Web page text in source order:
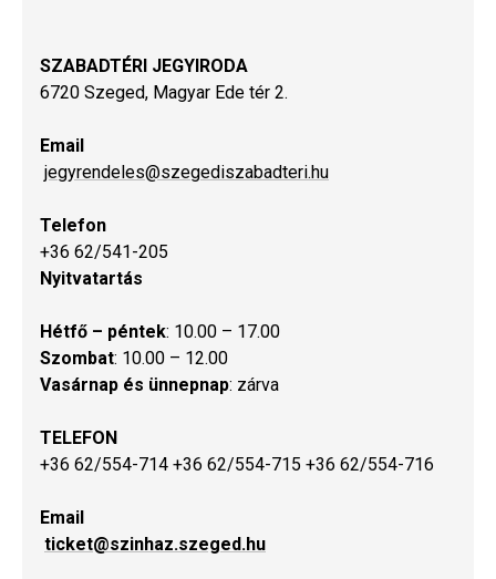
SZABADTÉRI JEGYIRODA
6720 Szeged, Magyar Ede tér 2.
Email
jegyrendeles@szegediszabadteri.hu
Telefon
+36 62/541-205
Nyitvatartás
Hétfő – péntek: 10.00 – 17.00
Szombat: 10.00 – 12.00
Vasárnap és ünnepnap: zárva
TELEFON
+36 62/554-714 +36 62/554-715 +36 62/554-716
Email
ticket@szinhaz.szeged.hu